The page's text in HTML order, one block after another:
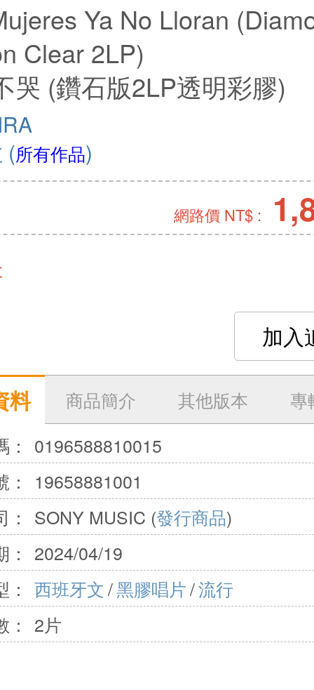
Ya No Lloran
Clear 2LP)
哭 (鑽石版2LP透明彩膠)
(所有作品)
網路價 NT$ :
加入
料 商品簡介 其他版本
專
0196588810015
19658881001
SONY MUSIC (發行商品)
2024/04/19
西班牙文/黑膠唱片/流行
2片